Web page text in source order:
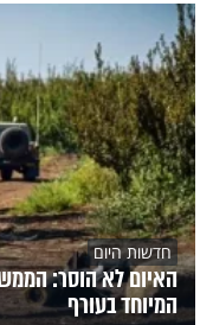
חדשות היום
האיום לא הוסר:
המיוחד בעורף